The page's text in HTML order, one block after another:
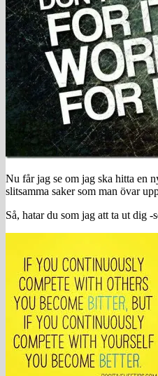
Nu får jag se om jag ska hitta en
slitsamma saker som man övar
Så, hatar du som jag att ta ut dig